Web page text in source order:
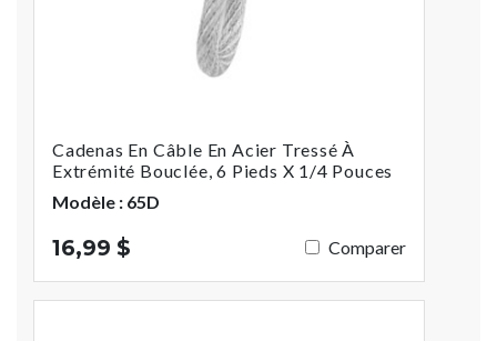
Cadenas En Câble En Acier Tressé À
Extrémité Bouclée, 6 Pieds X 1/4 Pouces
Modèle : 65D
16,99 $ Comparer